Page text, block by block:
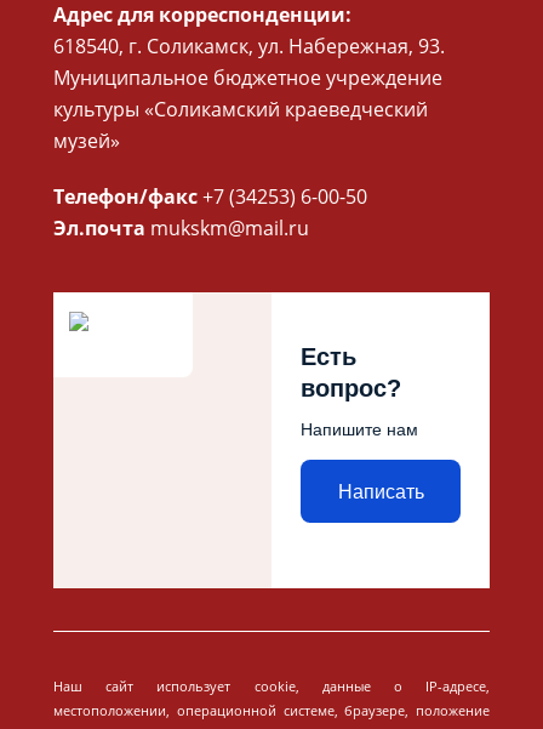
Адрес для корреспонденции:
618540, г. Соликамск, ул. Набережная, 93.
Муниципальное бюджетное учреждение
культуры «Соликамский краеведческий
музей»
Телефон/факс+7 (34253) 6-00-50
Эл.почта mukskm@mail.ru
Есть
вопрос?
Напишите нам
Написать
Наш сайт использует cookie, данные о IP-адресе,
местоположении, операционной системе, браузере, положение